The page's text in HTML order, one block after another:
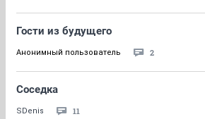
Гости из будущего
Анонимный пользователь 2
Соседка
SDenis 11